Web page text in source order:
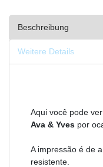
Beschreibung
Weitere Details
Aqui você pode
Ava & Yves por
A impressão é de
resistente.